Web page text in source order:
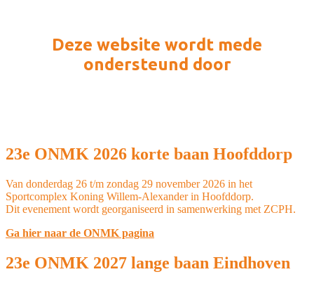
Deze website wordt mede
ondersteund door
23e ONMK 2026 korte baan Hoofddorp
Van donderdag 26 t/m zondag 29 november 2026 in het
Sportcomplex Koning Willem-Alexander in Hoofddorp.
Dit evenement wordt georganiseerd in samenwerking met ZCPH.
Ga hier naar de ONMK pagina
23e ONMK 2027 lange baan Eindhoven